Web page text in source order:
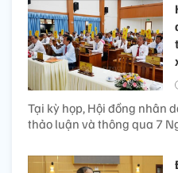
Tại kỳ họp, Hội đồng nhân
thảo luận và thông qua 7